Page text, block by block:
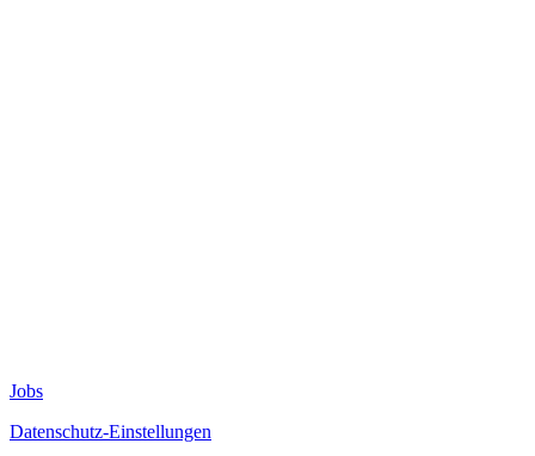
Jobs
Datenschutz-Einstellungen